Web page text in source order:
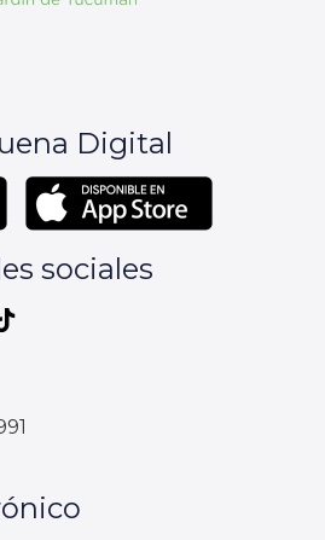
Digital
sociales